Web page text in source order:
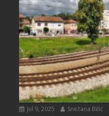
Jul 9, 2025 Snežana Bilić